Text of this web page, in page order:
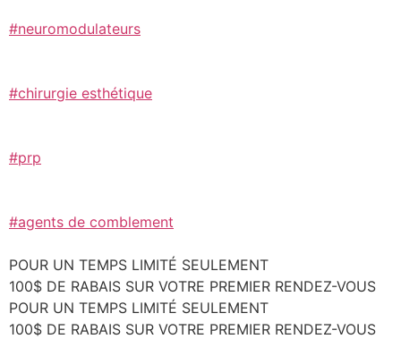
#neuromodulateurs
#chirurgie esthétique
#prp
#agents de comblement
POUR UN TEMPS LIMITÉ SEULEMENT
100$ DE RABAIS SUR VOTRE PREMIER RENDEZ-VOUS
POUR UN TEMPS LIMITÉ SEULEMENT
100$ DE RABAIS SUR VOTRE PREMIER RENDEZ-VOUS